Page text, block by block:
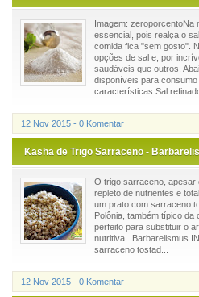
Imagem: zeroporcentoNa
essencial, pois realça o
comida fica "sem gosto".
opções de sal e, por
saudáveis que outros.
disponíveis para
características:Sal
12 Nov 2015 - 0 Komentar
Kasha de Trigo Sarraceno -
O trigo sarraceno, apesar
repleto de nutrientes e
um prato com sarraceno
Polônia, também típico
perfeito para substituir o
nutritiva. Barbarelismus
sarraceno tostad...
12 Nov 2015 - 0 Komentar